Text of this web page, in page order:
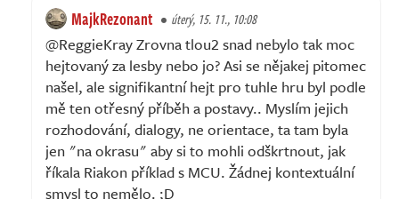
MajkRezonant úterý, 15. 11., 10:08
@ReggieKray Zrovna tlou2 snad nebylo tak moc
hejtovaný za lesby nebo jo? Asi se nějakej pitomec
našel, ale signifikantní hejt pro tuhle hru byl podle
mě ten otřesný příběh a postavy.. Myslím jejich
rozhodování, dialogy, ne orientace, ta tam byla
jen "na okrasu" aby si to mohli odškrtnout, jak
říkala Riakon příklad s MCU. Žádnej kontextuální
smysl to nemělo. ;D